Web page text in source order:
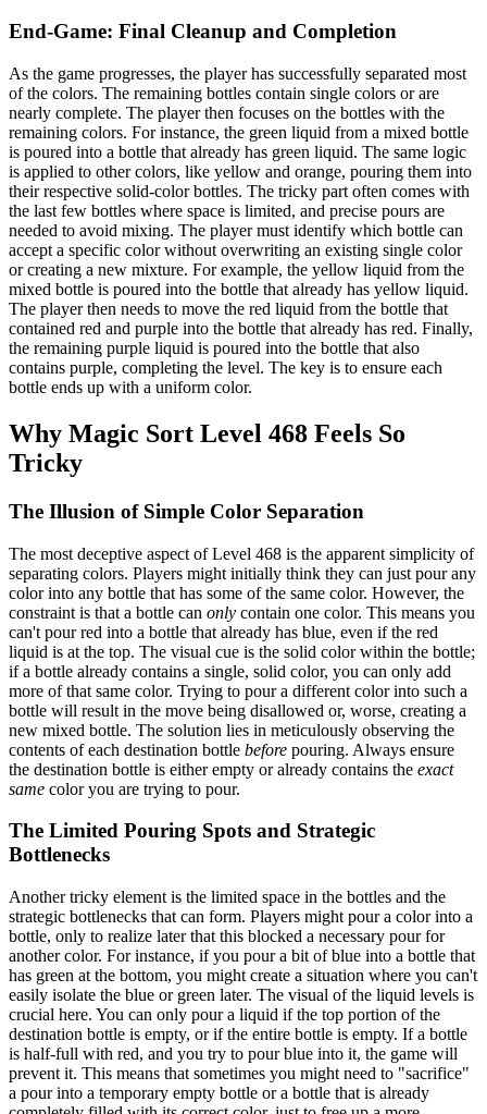
End-Game: Final Cleanup and Completion
As the game progresses, the player has successfully separated most
of the colors. The remaining bottles contain single colors or are
nearly complete. The player then focuses on the bottles with the
remaining colors. For instance, the green liquid from a mixed bottle
is poured into a bottle that already has green liquid. The same logic
is applied to other colors, like yellow and orange, pouring them into
their respective solid-color bottles. The tricky part often comes with
the last few bottles where space is limited, and precise pours are
needed to avoid mixing. The player must identify which bottle can
accept a specific color without overwriting an existing single color
or creating a new mixture. For example, the yellow liquid from the
mixed bottle is poured into the bottle that already has yellow liquid.
The player then needs to move the red liquid from the bottle that
contained red and purple into the bottle that already has red. Finally,
the remaining purple liquid is poured into the bottle that also
contains purple, completing the level. The key is to ensure each
bottle ends up with a uniform color.
Why Magic Sort Level 468 Feels So
Tricky
The Illusion of Simple Color Separation
The most deceptive aspect of Level 468 is the apparent simplicity of
separating colors. Players might initially think they can just pour any
color into any bottle that has some of the same color. However, the
constraint is that a bottle can only contain one color. This means you
can't pour red into a bottle that already has blue, even if the red
liquid is at the top. The visual cue is the solid color within the bottle;
if a bottle already contains a single, solid color, you can only add
more of that same color. Trying to pour a different color into such a
bottle will result in the move being disallowed or, worse, creating a
new mixed bottle. The solution lies in meticulously observing the
contents of each destination bottle before pouring. Always ensure
the destination bottle is either empty or already contains the exact
same color you are trying to pour.
The Limited Pouring Spots and Strategic
Bottlenecks
Another tricky element is the limited space in the bottles and the
strategic bottlenecks that can form. Players might pour a color into a
bottle, only to realize later that this blocked a necessary pour for
another color. For instance, if you pour a bit of blue into a bottle that
has green at the bottom, you might create a situation where you can't
easily isolate the blue or green later. The visual of the liquid levels is
crucial here. You can only pour a liquid if the top portion of the
destination bottle is empty, or if the entire bottle is empty. If a bottle
is half-full with red, and you try to pour blue into it, the game will
prevent it. This means that sometimes you might need to "sacrifice"
a pour into a temporary empty bottle or a bottle that is already